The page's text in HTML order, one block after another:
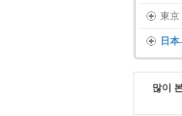
東京
日
많이